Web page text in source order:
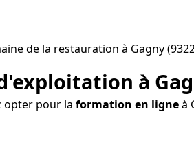
de la restauration à Gagny
à
opter pour la formation en ligneà